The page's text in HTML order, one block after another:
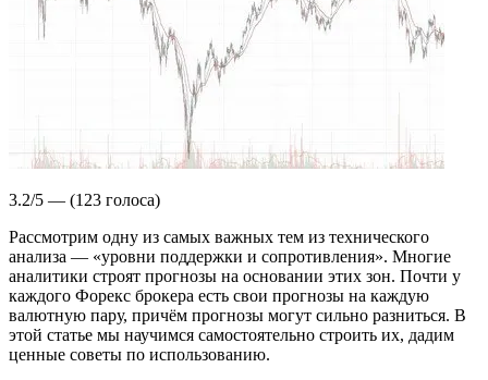
3.2/5 — (123 голоса)
Рассмотрим одну из самых важных тем из технического
анализа — «уровни поддержки и сопротивления». Многие
аналитики строят прогнозы на основании этих зон. Почти у
каждого Форекс брокера есть свои прогнозы на каждую
валютную пару, причём прогнозы могут сильно разниться. В
этой статье мы научимся самостоятельно строить их, дадим
ценные советы по использованию.